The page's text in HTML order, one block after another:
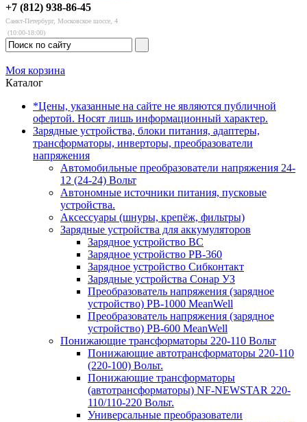
+7 (812) 938-86-45
Санкт-Петербург, Московское шоссе, 4
(10:00-18:00)
Моя корзина
Каталог
*Цены, указанные на сайте не являются публичной
офертой. Носят лишь информационный характер.
Зарядные устройства, блоки питания, адаптеры,
трансформаторы, инверторы, преобразователи
напряжения
Автомобильные преобразователи напряжения 24-
12 (24-24) Вольт
Автономные источники питания, пусковые
устройства.
Аксессуары (шнуры, крепёж, фильтры)
Зарядные устройства для аккумуляторов
Зарядное устройство BC
Зарядное устройство PB-360
Зарядное устройство Сибконтакт
Зарядные устройства Сонар УЗ
Преобразователь напряжения (зарядное
устройство) PB-1000 MeanWell
Преобразователь напряжения (зарядное
устройство) PB-600 MeanWell
Понижающие трансформаторы 220-110 Вольт
Понижающие автотрансформаторы 220-110
(220-100) Вольт.
Понижающие трансформаторы
(автотрансформаторы) NF-NEWSTAR 220-
110/110-220 Вольт.
Универсальные преобразователи